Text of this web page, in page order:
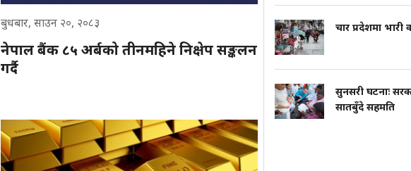
बुधबार, साउन २०, २०८३
नेपाल बैंक ८५ अर्बको तीनमहिने निक्षेप सङ्कलन
गर्दै
चार प्रदेशमा भारी
सुनसरी घटनाः
सातबुँदे सहमति